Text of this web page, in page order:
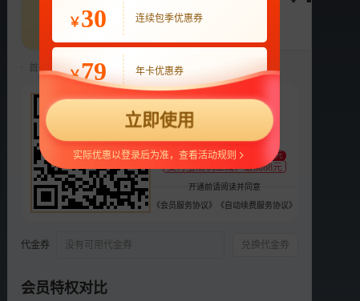
选集
19 21
VIP
23
24
VIP
25 26 27 28
VIP
VIP VIP
22
首两月仅18元/月，第三月起自动续费22元/月，可随时取消。
22
支持 扫码支付
支付宝随机立减，最高88元
至少减1元
开通前请阅读并同意
《会员服务协议》 《自动续费服务协议》
代金券 没有可用代金券 兑换代金券
会员特权对比
￥30 连续包季优惠券
￥79 年卡优惠券
立即使用
实际优惠以登录后为准，查看活动规则